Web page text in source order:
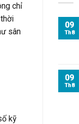
chỉ
sân
kỹ
09
Th8
09
Th8